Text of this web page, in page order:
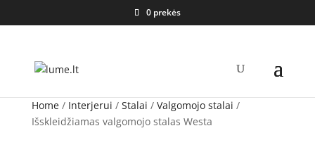
0 prekės
Home/ Interjerui / Stalai / Valgomojo stalai /
Išskleidžiamas valgomojo stalas Westa